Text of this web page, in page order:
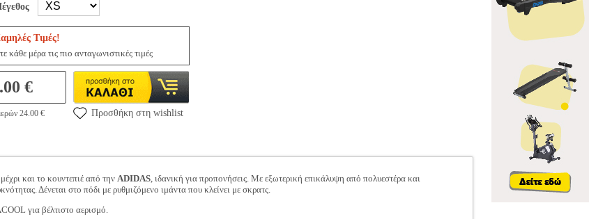
Τιμές!
κάθε μέρα τις πιο ανταγωνιστικές τιμές
€
24.00 € Προσθήκη στη wishlist
και το κουντεπιέ από την ADIDAS, ιδανική για προπονήσεις. Με εξωτερική επικάλυψη από πολυεστέρα και
Δένεται στο πόδι με ρυθμιζόμενο ιμάντα που κλείνει με σκρατς.
για βέλτιστο αερισμό.